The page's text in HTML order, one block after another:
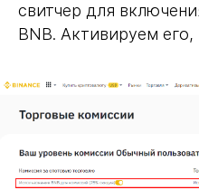
свитчер для
BNB. Активируем